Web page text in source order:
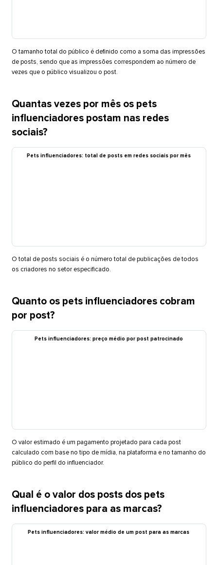
O tamanho total do público é definido como a soma das impressões
de posts, sendo que as impressões correspondem ao número de
vezes que o público visualizou o post.​​
Quantas vezes por mês os pets
influenciadores postam nas redes
sociais?​​
Pets influenciadores: total de posts em redes sociais por mês​​
O total de posts sociais é o número total de publicações de todos
os criadores no setor especificado.​​
Quanto os pets influenciadores cobram
por post?​​
Pets influenciadores: preço médio por post patrocinado​​
O valor estimado é um pagamento projetado para cada post
calculado com base no tipo de mídia, na plataforma e no tamanho do
público do perfil do influenciador.​​
Qual é o valor dos posts dos pets
influenciadores para as marcas?​​
Pets influenciadores: valor médio de um post para as marcas​​